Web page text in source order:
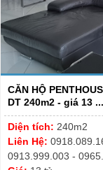
CĂN HỘ
DT 240m2 - giá 13 ...
Diện tích: 240m2
Liên Hệ:
0913.999.003 -